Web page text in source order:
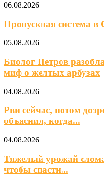
06.08.2026
Пропускная система в
05.08.2026
Биолог Петров
миф о желтых арбузах
04.08.2026
Рви сейчас, потом
объяснил, когда...
04.08.2026
Тяжелый урожай
чтобы спасти...